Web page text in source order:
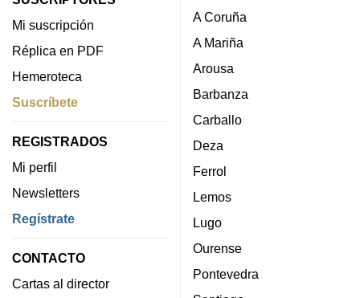
Mi suscripción
Réplica en PDF
Hemeroteca
Suscríbete
REGISTRADOS
Mi perfil
Newsletters
Regístrate
CONTACTO
Cartas al director
A Coruña
A Mariña
Arousa
Barbanza
Carballo
Deza
Ferrol
Lemos
Lugo
Ourense
Pontevedra